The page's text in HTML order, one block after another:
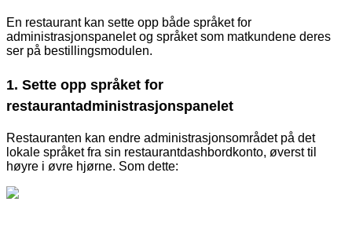
En restaurant kan sette opp både språket for
administrasjonspanelet og språket som matkundene deres
ser på bestillingsmodulen.
1. Sette opp språket for
restaurantadministrasjonspanelet
Restauranten kan endre administrasjonsområdet på det
lokale språket fra sin restaurantdashbordkonto, øverst til
høyre i øvre hjørne. Som dette: